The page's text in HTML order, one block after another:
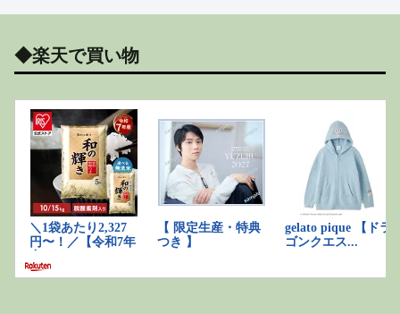
◆楽天で買い物